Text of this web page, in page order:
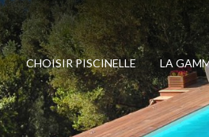
CHOISIR PISCINELLE LA